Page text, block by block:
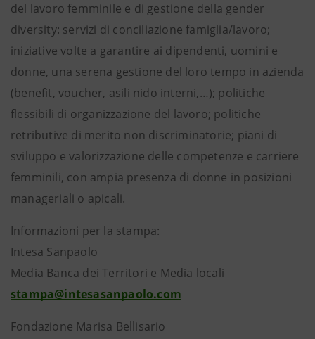
del lavoro femminile e di gestione della gender
diversity: servizi di conciliazione famiglia/lavoro;
iniziative volte a garantire ai dipendenti, uomini e
donne, una serena gestione del loro tempo in azienda
(benefit, voucher, asili nido interni,…); politiche
flessibili di organizzazione del lavoro; politiche
retributive di merito non discriminatorie; piani di
sviluppo e valorizzazione delle competenze e carriere
femminili, con ampia presenza di donne in posizioni
manageriali o apicali.
Informazioni per la stampa:
Intesa Sanpaolo
Media Banca dei Territori e Media locali
stampa@intesasanpaolo.com
Fondazione Marisa Bellisario